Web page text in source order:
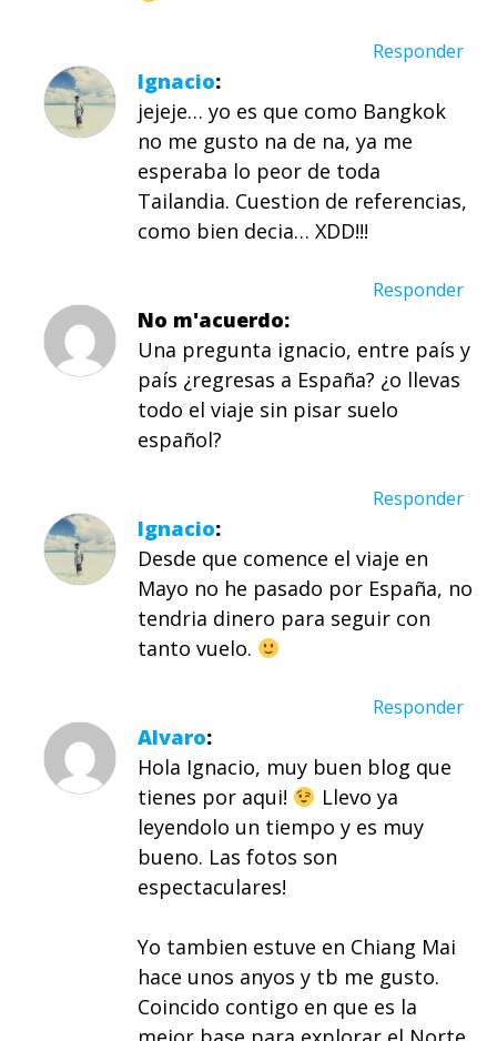
Responder
Ignacio
jejeje… yo es que como Bangkok
no me gusto na de na, ya me
esperaba lo peor de toda
Tailandia. Cuestion de referencias,
como bien decia… XDD!!!
Responder
No m'acuerdo
Una pregunta ignacio, entre país y
país ¿regresas a España? ¿o llevas
todo el viaje sin pisar suelo
español?
Responder
Ignacio
Desde que comence el viaje en
Mayo no he pasado por España, no
tendria dinero para seguir con
tanto vuelo.
Responder
Alvaro
Hola Ignacio, muy buen blog que
tienes por aqui!
Llevo ya
leyendolo un tiempo y es muy
bueno. Las fotos son
espectaculares!
Yo tambien estuve en Chiang Mai
hace unos anyos y tb me gusto.
Coincido contigo en que es la